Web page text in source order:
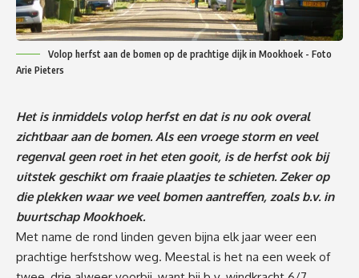
Volop herfst aan de bomen op de prachtige dijk in Mookhoek - Foto
Arie Pieters
Het is inmiddels volop herfst en dat is nu ook overal
zichtbaar aan de bomen. Als een vroege storm en veel
regenval geen roet in het eten gooit, is de herfst ook bij
uitstek geschikt om fraaie plaatjes te schieten. Zeker op
die plekken waar we veel bomen aantreffen, zoals b.v. in
buurtschap Mookhoek.
Met name de rond linden geven bijna elk jaar weer een
prachtige herfstshow weg. Meestal is het na een week of